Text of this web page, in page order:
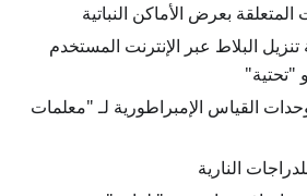
بعرض الأماكن النباتية
البلاط عبر الإنترنت المستخدم
"تحتية"
القياس الإمبراطورية لـ "معلمات
النارية